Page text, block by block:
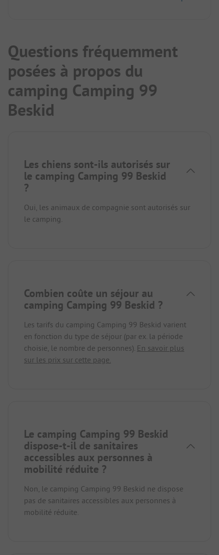
Questions fréquemment
posées à propos du
camping Camping 99
Beskid
Les chiens sont-ils autorisés sur
le camping Camping 99 Beskid
?
Oui, les animaux de compagnie sont autorisés sur
le camping.
Combien coûte un séjour au
camping Camping 99 Beskid ?
Les tarifs du camping Camping 99 Beskid varient
en fonction du type de séjour (par ex. la période
choisie, le nombre de personnes). En savoir plus
sur les prix sur cette page.
Le camping Camping 99 Beskid
dispose-t-il de sanitaires
accessibles aux personnes à
mobilité réduite ?
Non, le camping Camping 99 Beskid ne dispose
pas de sanitaires accessibles aux personnes à
mobilité réduite.